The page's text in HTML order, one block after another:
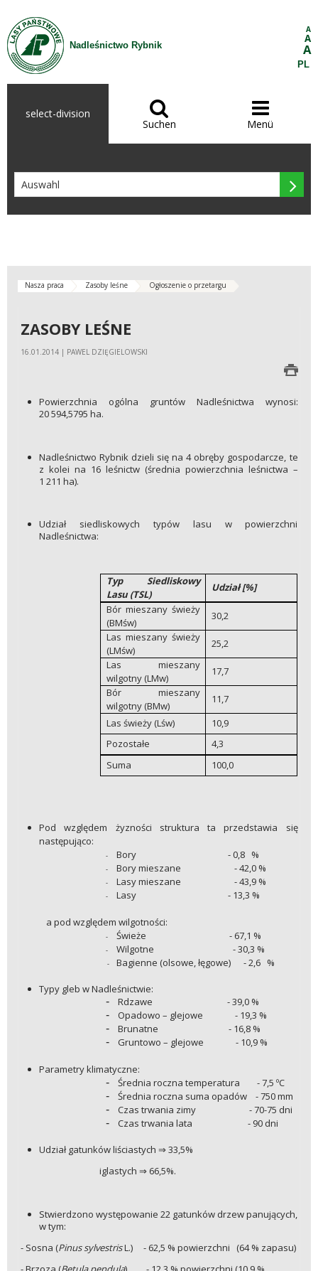
Zum Inhalt wechseln
Nadleśnictwo Rybnik
A
A
A
PL
select-division 
Suchen

Menü

Nasza praca Zasoby leśne Ogłoszenie o przetargu
ZASOBY LEŚNE
16.01.2014 | PAWEL DZIĘGIELOWSKI
Powierzchnia ogólna gruntów Nadleśnictwa wynosi:
20 594,5795 ha.
Nadleśnictwo Rybnik dzieli się na 4 obręby gospodarcze, te
z kolei na 16 leśnictw (średnia powierzchnia leśnictwa –
1 211 ha).
Udział siedliskowych typów lasu w powierzchni
Nadleśnictwa:
Typ Siedliskowy
Lasu (TSL)
Udział [%]
Bór mieszany świeży
(BMśw)
30,2
Las mieszany świeży
(LMśw)
25,2
Las mieszany
wilgotny (LMw)
17,7
Bór mieszany
wilgotny (BMw)
11,7
Las świeży (Lśw)
10,9
Pozostałe
4,3
Suma
100,0
Pod względem żyzności struktura ta przedstawia się
następująco:
- Bory - 0,8 %
- Bory mieszane - 42,0 %
- Lasy mieszane - 43,9 %
- Lasy - 13,3 %
a pod względem wilgotności:
- Świeże - 67,1 %
- Wilgotne - 30,3 %
- Bagienne (olsowe, łęgowe) - 2,6 %
Typy gleb w Nadleśnictwie:
- Rdzawe - 39,0 %
- Opadowo – glejowe - 19,3 %
- Brunatne - 16,8 %
- Gruntowo – glejowe - 10,9 %
Parametry klimatyczne:
- Średnia roczna temperatura - 7,5 ºC
- Średnia roczna suma opadów - 750 mm
- Czas trwania zimy - 70-75 dni
- Czas trwania lata - 90 dni
Udział gatunków liściastych ⇒ 33,5%
iglastych ⇒ 66,5%.
Stwierdzono występowanie 22 gatunków drzew panujących,
w tym:
- Sosna (Pinus sylvestrisL.) - 62,5 % powierzchni (64 % zapasu)